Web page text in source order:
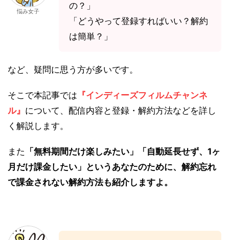
悩み女子
の？」
「どうやって登録すればいい？解約
は簡単？」
など、疑問に思う方が多いです。
そこで本記事では 『インディーズフィルムチャンネ
ル』 について、配信内容と登録・解約方法などを詳し
く解説します。
また 「無料期間だけ楽しみたい」「自動延長せず、1ヶ
月だけ課金したい」というあなたのために、解約忘れ
で課金されない解約方法も紹介しますよ。